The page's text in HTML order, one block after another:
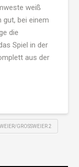
weiß
gut, bei einem
die
Spiel in der
aus der
GROSSWEIER 2